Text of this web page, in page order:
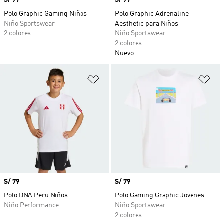
Polo Graphic Gaming Niños
Niño Sportswear
2 colores
Polo Graphic Adrenaline
Aesthetic para Niños
Niño Sportswear
2 colores
Nuevo
Añadir a la lista de deseos
Precio
S/ 79
Polo DNA Perú Niños
Niño Performance
Precio
S/ 79
Polo Gaming Graphic Jóvenes
Niño Sportswear
2 colores